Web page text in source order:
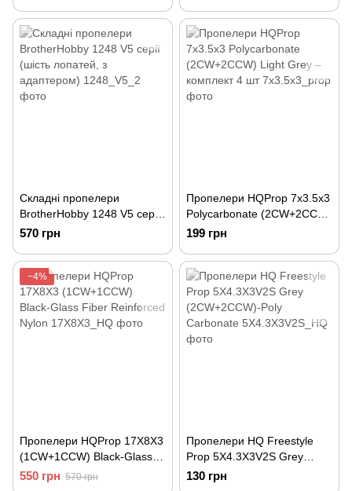
Складні пропелери
BrotherHobby 1248 V5 серії
(шість лопатей, з
570 грн
Пропелери HQProp 7x3.5x3
Polycarbonate (2CW+2CCW)
Light Grey – комплект 4 шт
199 грн
−4%
Пропелери HQProp 17X8X3
(1CW+1CCW) Black-Glass
Fiber Reinforced Nylon
550 грн 570 грн
Пропелери HQ Freestyle
Prop 5X4.3X3V2S Grey
(2CW+2CCW)-Poly
130 грн